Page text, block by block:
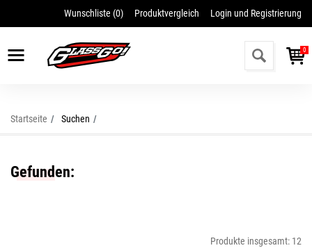
Wunschliste (0) Produktvergleich Login und Registrierung
0
Startseite Suchen
Gefunden:
Produkte insgesamt: 12